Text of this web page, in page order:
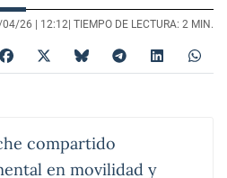
04/26 | 12:12| TIEMPO DE LECTURA: 2 MIN.
compartido
en movilidad y